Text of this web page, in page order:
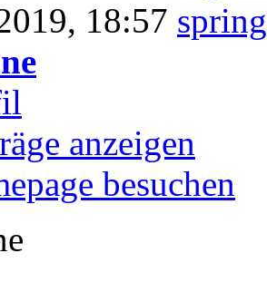
18:57
anzeigen
besuchen